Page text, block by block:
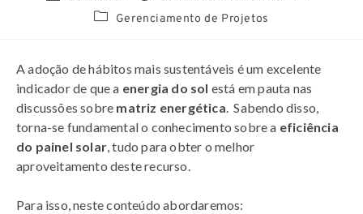
Gerenciamento de Projetos
A adoção de hábitos mais sustentáveis é um excelente
indicador de que a energia do sol está em pauta nas
discussões sobre matriz energética. Sabendo disso,
torna-se fundamental o conhecimento sobre a eficiência
do painel solar, tudo para obter o melhor
aproveitamento deste recurso.
Para isso, neste conteúdo abordaremos: